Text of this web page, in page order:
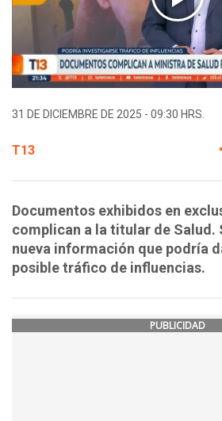
31 DE DICIEMBRE DE 2025 - 09:30 HRS.
T13
Documentos exhibidos en
complican a la titular de Salud.
nueva información que podría
posible tráfico de influencias.
PUBLICIDAD